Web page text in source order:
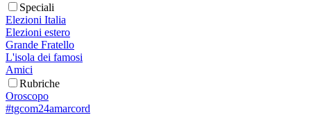
Speciali
Elezioni Italia
Elezioni estero
Grande Fratello
L'isola dei famosi
Amici
Rubriche
Oroscopo
#tgcom24amarcord